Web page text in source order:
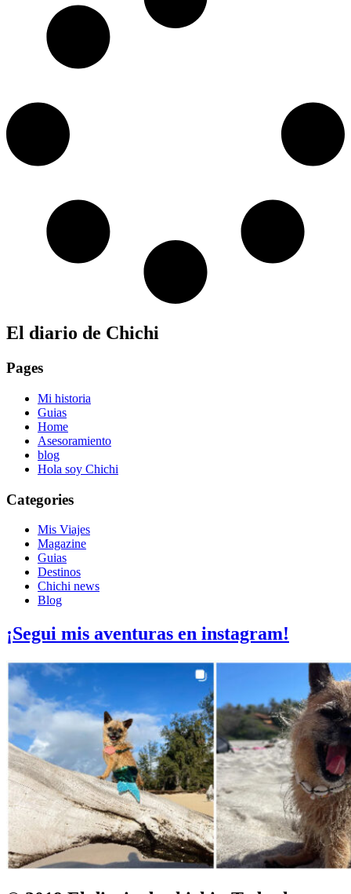
El diario de Chichi
Pages
Mi historia
Guias
Home
Asesoramiento
blog
Hola soy Chichi
Categories
Mis Viajes
Magazine
Guias
Destinos
Chichi news
Blog
¡Segui mis aventuras en instagram!